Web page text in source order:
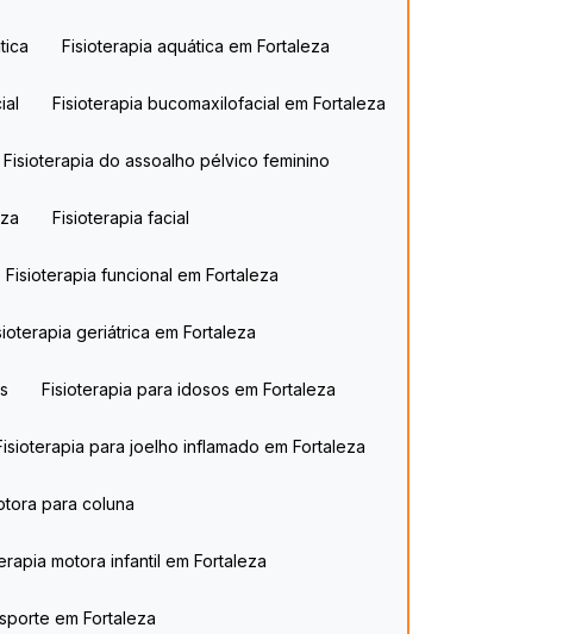
Fisioterapia aquática​ em Fortaleza
Fisioterapia bucomaxilofacial em Fortaleza
Fisioterapia do assoalho pélvico feminino
Fisioterapia facial
Fisioterapia funcional em Fortaleza
geriátrica​ em Fortaleza
Fisioterapia para idosos​ em Fortaleza
Fisioterapia para joelho inflamado em Fortaleza
para coluna
motora infantil​ em Fortaleza
em Fortaleza